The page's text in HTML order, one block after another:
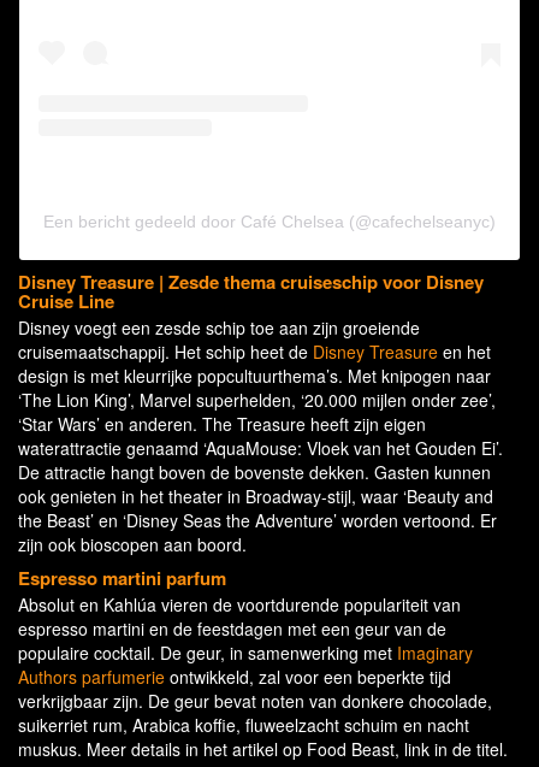
Een bericht gedeeld door Café Chelsea (@cafechelseanyc)
Disney Treasure | Zesde thema cruiseschip voor Disney
Cruise Line
Disney voegt een zesde schip toe aan zijn groeiende
cruisemaatschappij. Het schip heet de Disney Treasure en het
design is met kleurrijke popcultuurthema’s. Met knipogen naar
‘The Lion King’, Marvel superhelden, ‘20.000 mijlen onder zee’,
‘Star Wars’ en anderen. The Treasure heeft zijn eigen
waterattractie genaamd ‘AquaMouse: Vloek van het Gouden Ei’.
De attractie hangt boven de bovenste dekken. Gasten kunnen
ook genieten in het theater in Broadway-stijl, waar ‘Beauty and
the Beast’ en ‘Disney Seas the Adventure’ worden vertoond. Er
zijn ook bioscopen aan boord.
Espresso martini parfum
Absolut en Kahlúa vieren de voortdurende populariteit van
espresso martini en de feestdagen met een geur van de
populaire cocktail. De geur, in samenwerking met Imaginary
Authors parfumerie ontwikkeld, zal voor een beperkte tijd
verkrijgbaar zijn. De geur bevat noten van donkere chocolade,
suikerriet rum, Arabica koffie, fluweelzacht schuim en nacht
muskus. Meer details in het artikel op Food Beast, link in de titel.